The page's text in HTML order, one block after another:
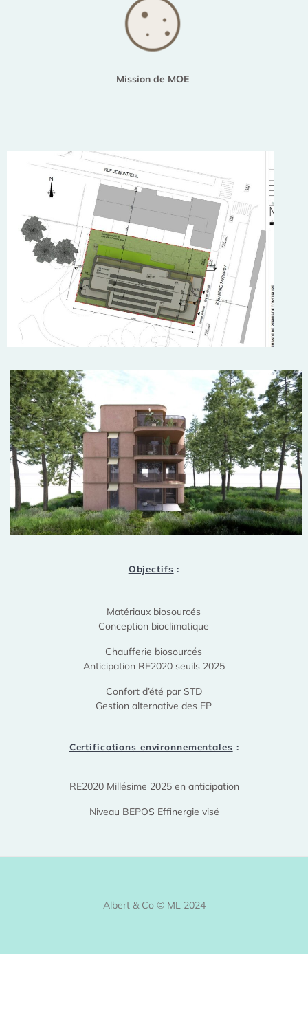
Mission de MOE
Objectifs :
Matériaux biosourcés
Conception bioclimatique
Chaufferie biosourcés
Anticipation RE2020 seuils 2025
Confort d’été par STD
Gestion alternative des EP
Certifications environnementales :
RE2020 Millésime 2025 en anticipation
Niveau BEPOS Effinergie visé
Albert & Co © ML 2024